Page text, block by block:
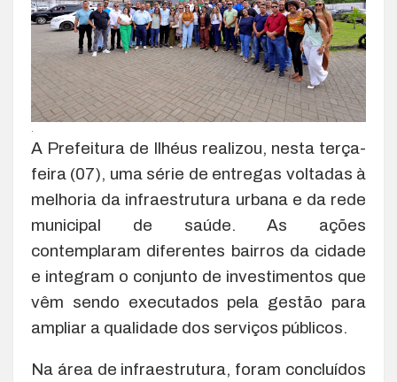
A Prefeitura de Ilhéus realizou, nesta terça-
feira (07), uma série de entregas voltadas à
melhoria da infraestrutura urbana e da rede
municipal de saúde. As ações
contemplaram diferentes bairros da cidade
e integram o conjunto de investimentos que
vêm sendo executados pela gestão para
ampliar a qualidade dos serviços públicos.
Na área de infraestrutura, foram concluídos